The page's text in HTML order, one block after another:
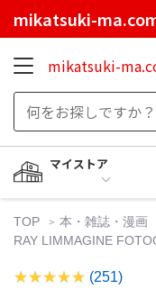
mikatsuki-
mikatsuki-
マイストア
TOP 本・雑誌・漫画
RAY LIMMAGINE
(251)